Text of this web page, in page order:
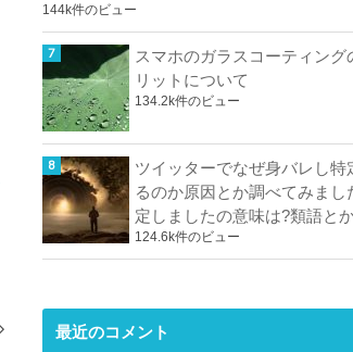
144k件のビュー
スマホのガラスコーティング
リットについて
134.2k件のビュー
ツイッターでなぜ身バレし特
るのか原因とか調べてみまし
定しましたの意味は?類語と
124.6k件のビュー
最近のコメント